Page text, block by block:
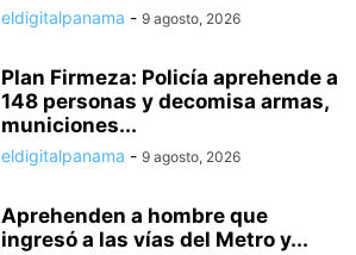
eldigitalpanama - 9 agosto, 2026
Plan Firmeza: Policía aprehende a
148 personas y decomisa armas,
municiones...
eldigitalpanama - 9 agosto, 2026
Aprehenden a hombre que
ingresó a las vías del Metro y...